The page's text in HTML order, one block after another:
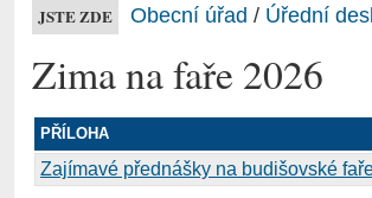
JSTE ZDE Obecní úřad / Úřední
Zima na faře 2026
PŘÍLOHA
Zajímavé přednášky na budišovské